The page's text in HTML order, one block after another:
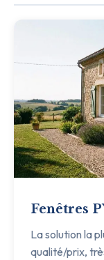
Fenêtres
La solution la
qualité/prix,